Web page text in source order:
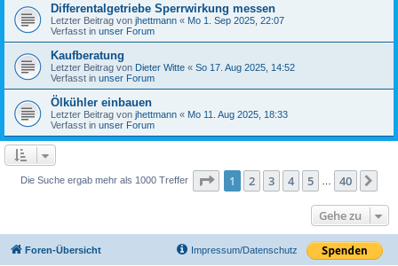
Differentalgetriebe Sperrwirkung messen
Letzter Beitrag von jhettmann « Mo 1. Sep 2025, 22:07
Verfasst in unser Forum
Kaufberatung
Letzter Beitrag von Dieter Witte « So 17. Aug 2025, 14:52
Verfasst in unser Forum
Ölkühler einbauen
Letzter Beitrag von jhettmann « Mo 11. Aug 2025, 18:33
Verfasst in unser Forum
Die Suche ergab mehr als 1000 Treffer Seite 1von 40
1 2 3 4 5 40
Gehe zu
Foren-Übersicht Impressum/Datenschutz